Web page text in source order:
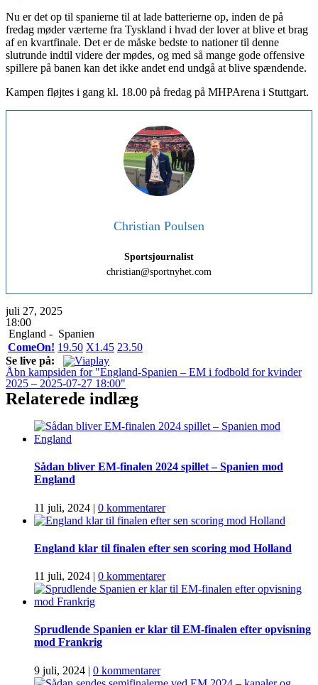
Nu er det op til spanierne til at lade batterierne op, inden de på
fredag møder værterne fra Tyskland i hvad der lover at blive et brag
af en kvartfinale. Det er de måske bedste to nationer til denne
slutrunde indtil videre der mødes, og med så mange gode offensive
spillere på banen kan det ikke andet end undgå at blive spændende.
Kampen fløjtes i gang kl. 18.00 på fredag på MHPArena i Stuttgart.
Christian Poulsen
Sportsjournalist
christian@sportnyhet.com
juli 27, 2025
18:00
England - Spanien
ComeOn! 19.50 X1.45 23.50
Se live på:
Åbn kampsiden for "England-Spanien – EM i fodbold for kvinder
2025 – 2025-07-27 18:00"
Relaterede indlæg
Sådan bliver EM-finalen 2024 spillet – Spanien mod
England
11 juli, 2024 | 0 kommentarer
England klar til finalen efter sen scoring mod Holland
11 juli, 2024 | 0 kommentarer
Sprudlende Spanien er klar til EM-finalen efter opvisning
mod Frankrig
9 juli, 2024 | 0 kommentarer